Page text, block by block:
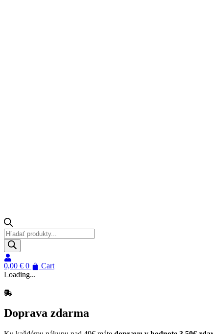
Products
search
0,00 € 0
Cart
Loading...
Doprava zdarma